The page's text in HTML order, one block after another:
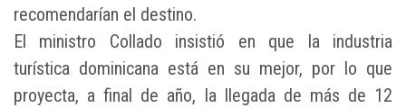
recomendarían el destino.
El ministro Collado insistió en que la industria
turística dominicana está en su mejor, por lo que
proyecta, a final de año, la llegada de más de 12